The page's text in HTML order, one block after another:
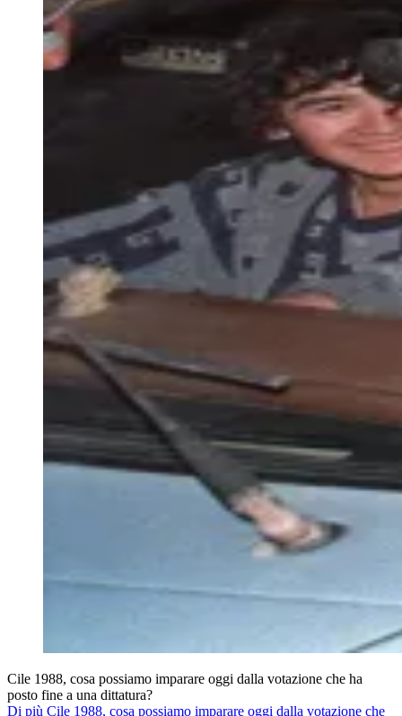
Cile 1988, cosa possiamo imparare oggi dalla votazione che ha
posto fine a una dittatura?
Di più Cile 1988, cosa possiamo imparare oggi dalla votazione che